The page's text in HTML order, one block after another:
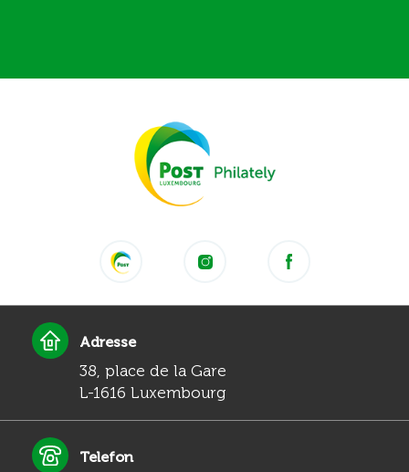
Adresse
38, place de la Gare
L-1616 Luxembourg
Telefon